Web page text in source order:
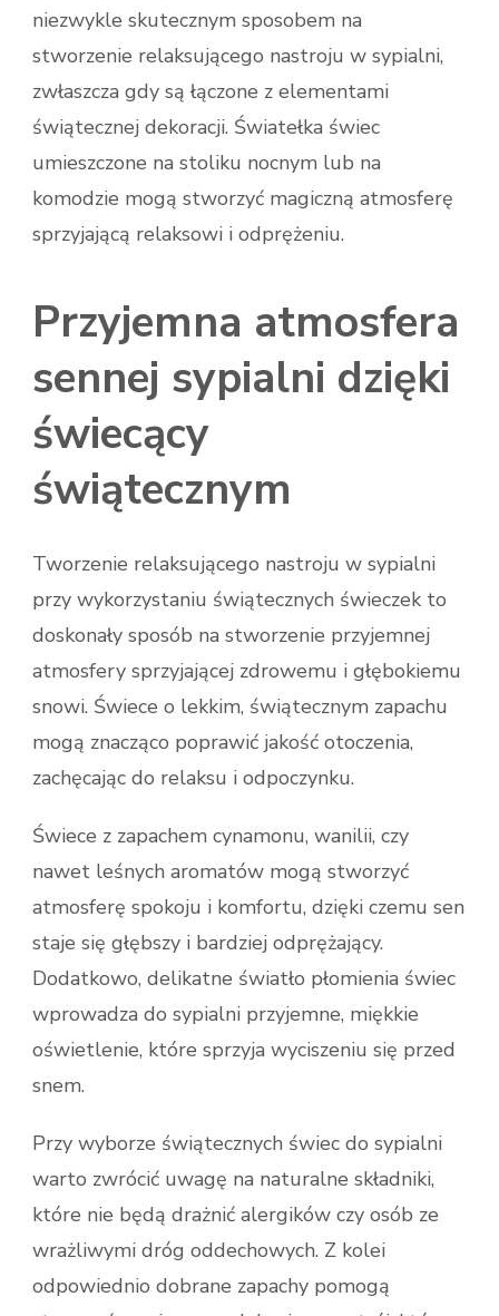
niezwykle skutecznym sposobem na
stworzenie relaksującego nastroju w sypialni,
zwłaszcza gdy są łączone z elementami
świątecznej dekoracji. Światełka świec
umieszczone na stoliku nocnym lub na
komodzie mogą stworzyć magiczną atmosferę
sprzyjającą relaksowi i odprężeniu.
Przyjemna atmosfera
sennej sypialni dzięki
świecący
świątecznym
Tworzenie relaksującego nastroju w sypialni
przy wykorzystaniu świątecznych świeczek to
doskonały sposób na stworzenie przyjemnej
atmosfery sprzyjającej zdrowemu i głębokiemu
snowi. Świece o lekkim, świątecznym zapachu
mogą znacząco poprawić jakość otoczenia,
zachęcając do relaksu i odpoczynku.
Świece z zapachem cynamonu, wanilii, czy
nawet leśnych aromatów mogą stworzyć
atmosferę spokoju i komfortu, dzięki czemu sen
staje się głębszy i bardziej odprężający.
Dodatkowo, delikatne światło płomienia świec
wprowadza do sypialni przyjemne, miękkie
oświetlenie, które sprzyja wyciszeniu się przed
snem.
Przy wyborze świątecznych świec do sypialni
warto zwrócić uwagę na naturalne składniki,
które nie będą drażnić alergików czy osób ze
wrażliwymi dróg oddechowych. Z kolei
odpowiednio dobrane zapachy pomogą